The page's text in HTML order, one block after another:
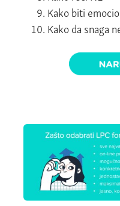
Kako biti
Kako da snaga